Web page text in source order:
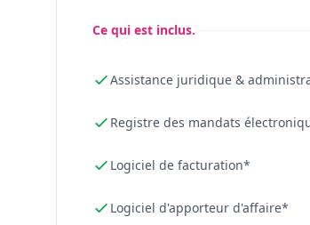
Ce qui est inclus.
Assistance juridique &
Registre des mandats
Logiciel de facturation*
Logiciel d'apporteur d'affaire*